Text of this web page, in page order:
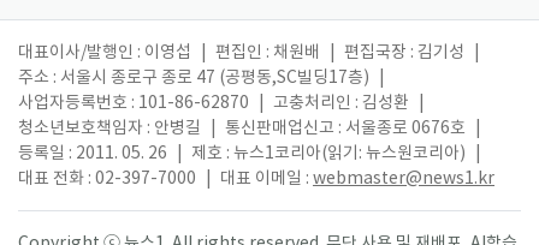
대표이사/발행인 : 이영섭 편집인 : 채원배 편집국장 : 김기성
주소 : 서울시 종로구 종로 47 (공평동,SC빌딩17층)
사업자등록번호 : 101-86-62870
고충처리인 : 김성환
청소년보호책임자 : 안병길
통신판매업신고 : 서울종로 0676호
등록일 : 2011. 05. 26
제호 : 뉴스1코리아(읽기: 뉴스원코리아)
대표 전화 : 02-397-7000
대표 이메일 : webmaster@news1.kr